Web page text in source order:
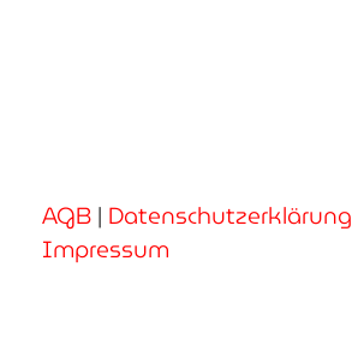
AGB| Datenschutzerklärung
Impressum